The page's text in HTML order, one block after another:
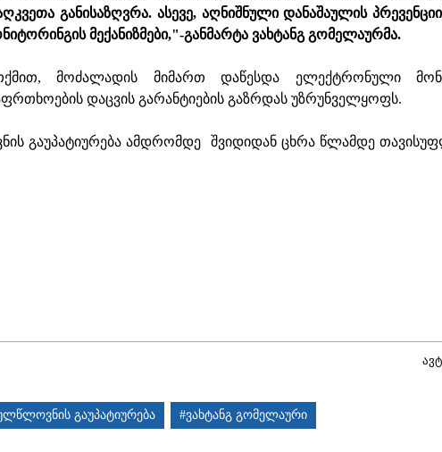
განისაზღვრა. ასევე, აღნიშნული დანაშაულის
მექანიზმები,"-განმარტა ვახტანგ გომელაურმა.
მოძალადის მიმართ დაწესდა ელექტრონული
დაცვის გარანტიების გაზრდას უზრუნველყოფს.
გაუპატიურება ამდრომდე შვიდიდან ცხრა წლამდე
გაუპატიურება #ვახტანგ გომელაური